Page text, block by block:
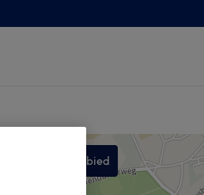
Zoek dit gebied